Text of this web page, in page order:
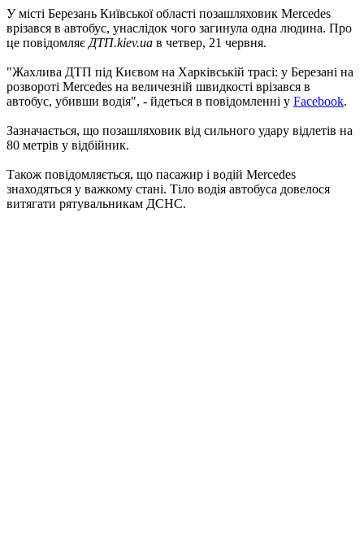
У місті Березань Київської області позашляховик Mercedes
врізався в автобус, унаслідок чого загинула одна людина. Про
це повідомляє ДТП.kiev.ua в четвер, 21 червня.
"Жахлива ДТП під Києвом на Харківській трасі: у Березані на
розвороті Mercedes на величезній швидкості врізався в
автобус, убивши водія", - йдеться в повідомленні у Facebook.
Зазначається, що позашляховик від сильного удару відлетів на
80 метрів у відбійник.
Також повідомляється, що пасажир і водій Mercedes
знаходяться у важкому стані. Тіло водія автобуса довелося
витягати рятувальникам ДСНС.